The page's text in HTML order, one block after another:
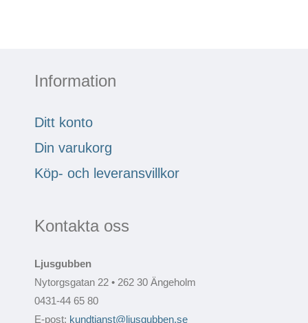
Information
Ditt konto
Din varukorg
Köp- och leveransvillkor
Kontakta oss
Ljusgubben
Nytorgsgatan 22 • 262 30 Ängeholm
0431-44 65 80
E-post: kundtjanst@ljusgubben.se